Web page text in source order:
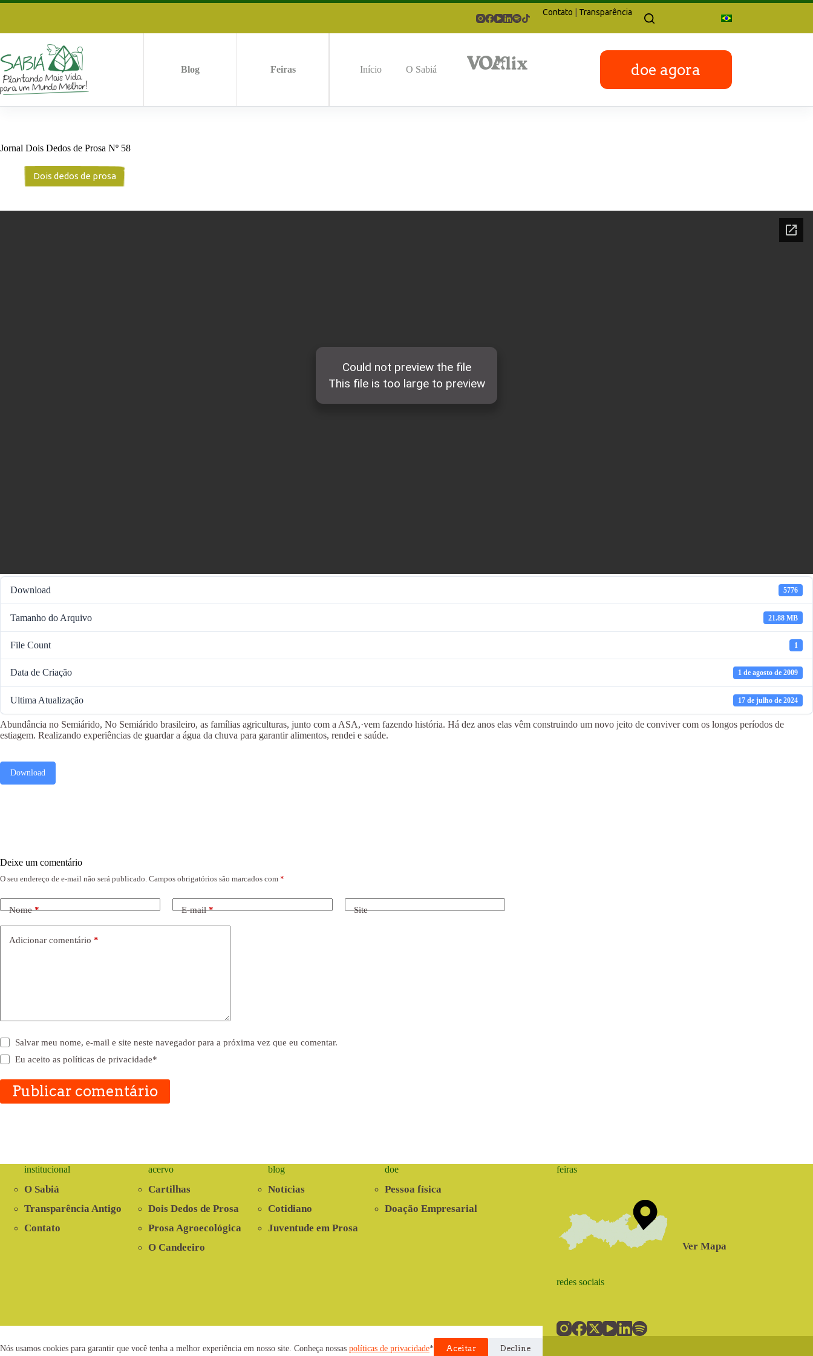
Pular
Nós usamos cookies para garantir que você tenha a melhor experiência em nosso site. Conheça nossas políticas de privacidade* Aceitar Decline
Contato | Transparência
Blog Feiras Início O Sabiá doe agora
Jornal Dois Dedos de Prosa Nº 58
Dois dedos de prosa
Download 5776
Tamanho do Arquivo 21.88 MB
File Count 1
Data de Criação 1 de agosto de 2009
Ultima Atualização 17 de julho de 2024
Abundância no Semiárido, No Semiárido brasileiro, as famílias agriculturas, junto com a ASA,·vem fazendo história. Há dez anos elas vêm construindo um novo jeito de conviver com os longos períodos de
estiagem. Realizando experiências de guardar a água da chuva para garantir alimentos, rendei e saúde.
Download
Deixe um comentário
O seu endereço de e-mail não será publicado. Campos obrigatórios são marcados com *
Nome* E-mail* Site
Adicionar comentário *
Salvar meu nome, e-mail e site neste navegador para a próxima vez que eu comentar.
Eu aceito aspolíticas de privacidade*
Publicar comentário
institucional
O Sabiá
Transparência Antigo
Contato
acervo
Cartilhas
Dois Dedos de Prosa
Prosa Agroecológica
O Candeeiro
blog
Notícias
Cotidiano
Juventude em Prosa
doe
Pessoa física
Doação Empresarial
feiras
Ver Mapa
redes sociais
2021 © www.centrosabia.org.br Desenvolvido pela Cooperativa EITA